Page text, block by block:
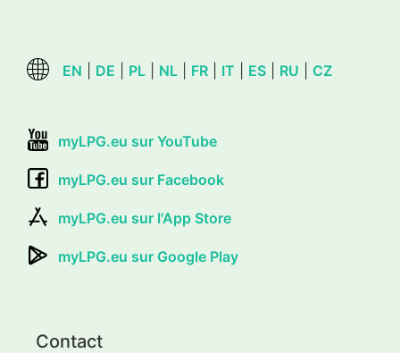
EN DE PL NL FR IT ES RU CZ
myLPG.eu sur YouTube
myLPG.eu sur Facebook
myLPG.eu sur l'App Store
myLPG.eu sur Google Play
Contact